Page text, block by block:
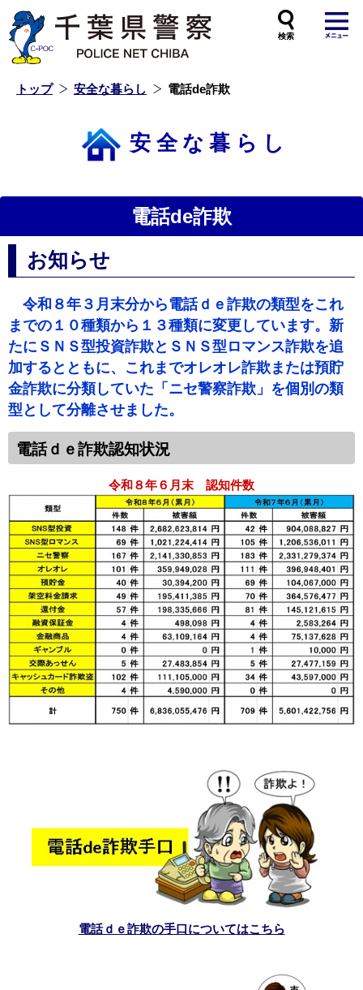
トップ 安全な暮らし 電話de詐欺
安全な暮らし
電話de詐欺
お知らせ
令和８年３月末分から電話ｄｅ詐欺の類型をこれ
までの１０種類から１３種類に変更しています。新
たにＳＮＳ型投資詐欺とＳＮＳ型ロマンス詐欺を追
加するとともに、これまでオレオレ詐欺または預貯
金詐欺に分類していた「ニセ警察詐欺」を個別の類
型として分離させました。
電話ｄｅ詐欺認知状況
令和８年６月末 認知件数
電話ｄｅ詐欺の手口についてはこちら